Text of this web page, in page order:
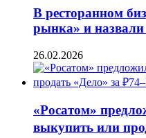
В ресторанном
рынка» и
26.02.2026
«Росатом»
выкупить или